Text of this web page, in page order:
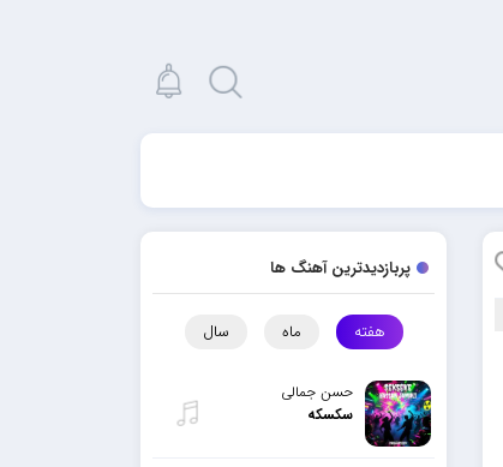
پربازدیدترین آهنگ ها
هفته ماه سال
حسن جمالی
سکسکه